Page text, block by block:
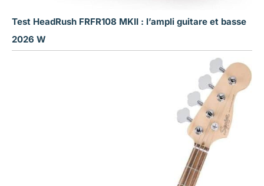
Test HeadRush FRFR108 MKII : l’ampli guitare et basse
2026 W